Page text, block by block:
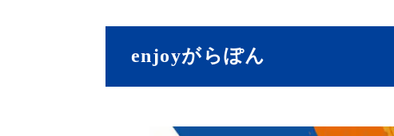
enjoyがらぽん